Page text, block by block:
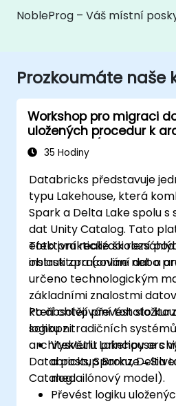
NobleProg – Váš místní
Prozkoumáte naše
Workshop pro migraci
uložených procedur k
Lakehouse (intenzivní
35 Hodiny
Databricks představuje
typu Lakehouse, která
Spark a Delta Lake spolu
dat Unity Catalog. Tato
efektivní realizaci
oblasti zpracování dat a
Toto praktické školení
instruktora (online nebo
určeno technologickým
základními znalostmi
kteří chtějí převést
logiku z tradičních systémů
architekturu Lakehouse s
Databricks, Sparku, Delta
Catalog.
Po absolvování tohoto
schopni:
Vysvětlit principy
a postup
medailónový model).
Převést logiku